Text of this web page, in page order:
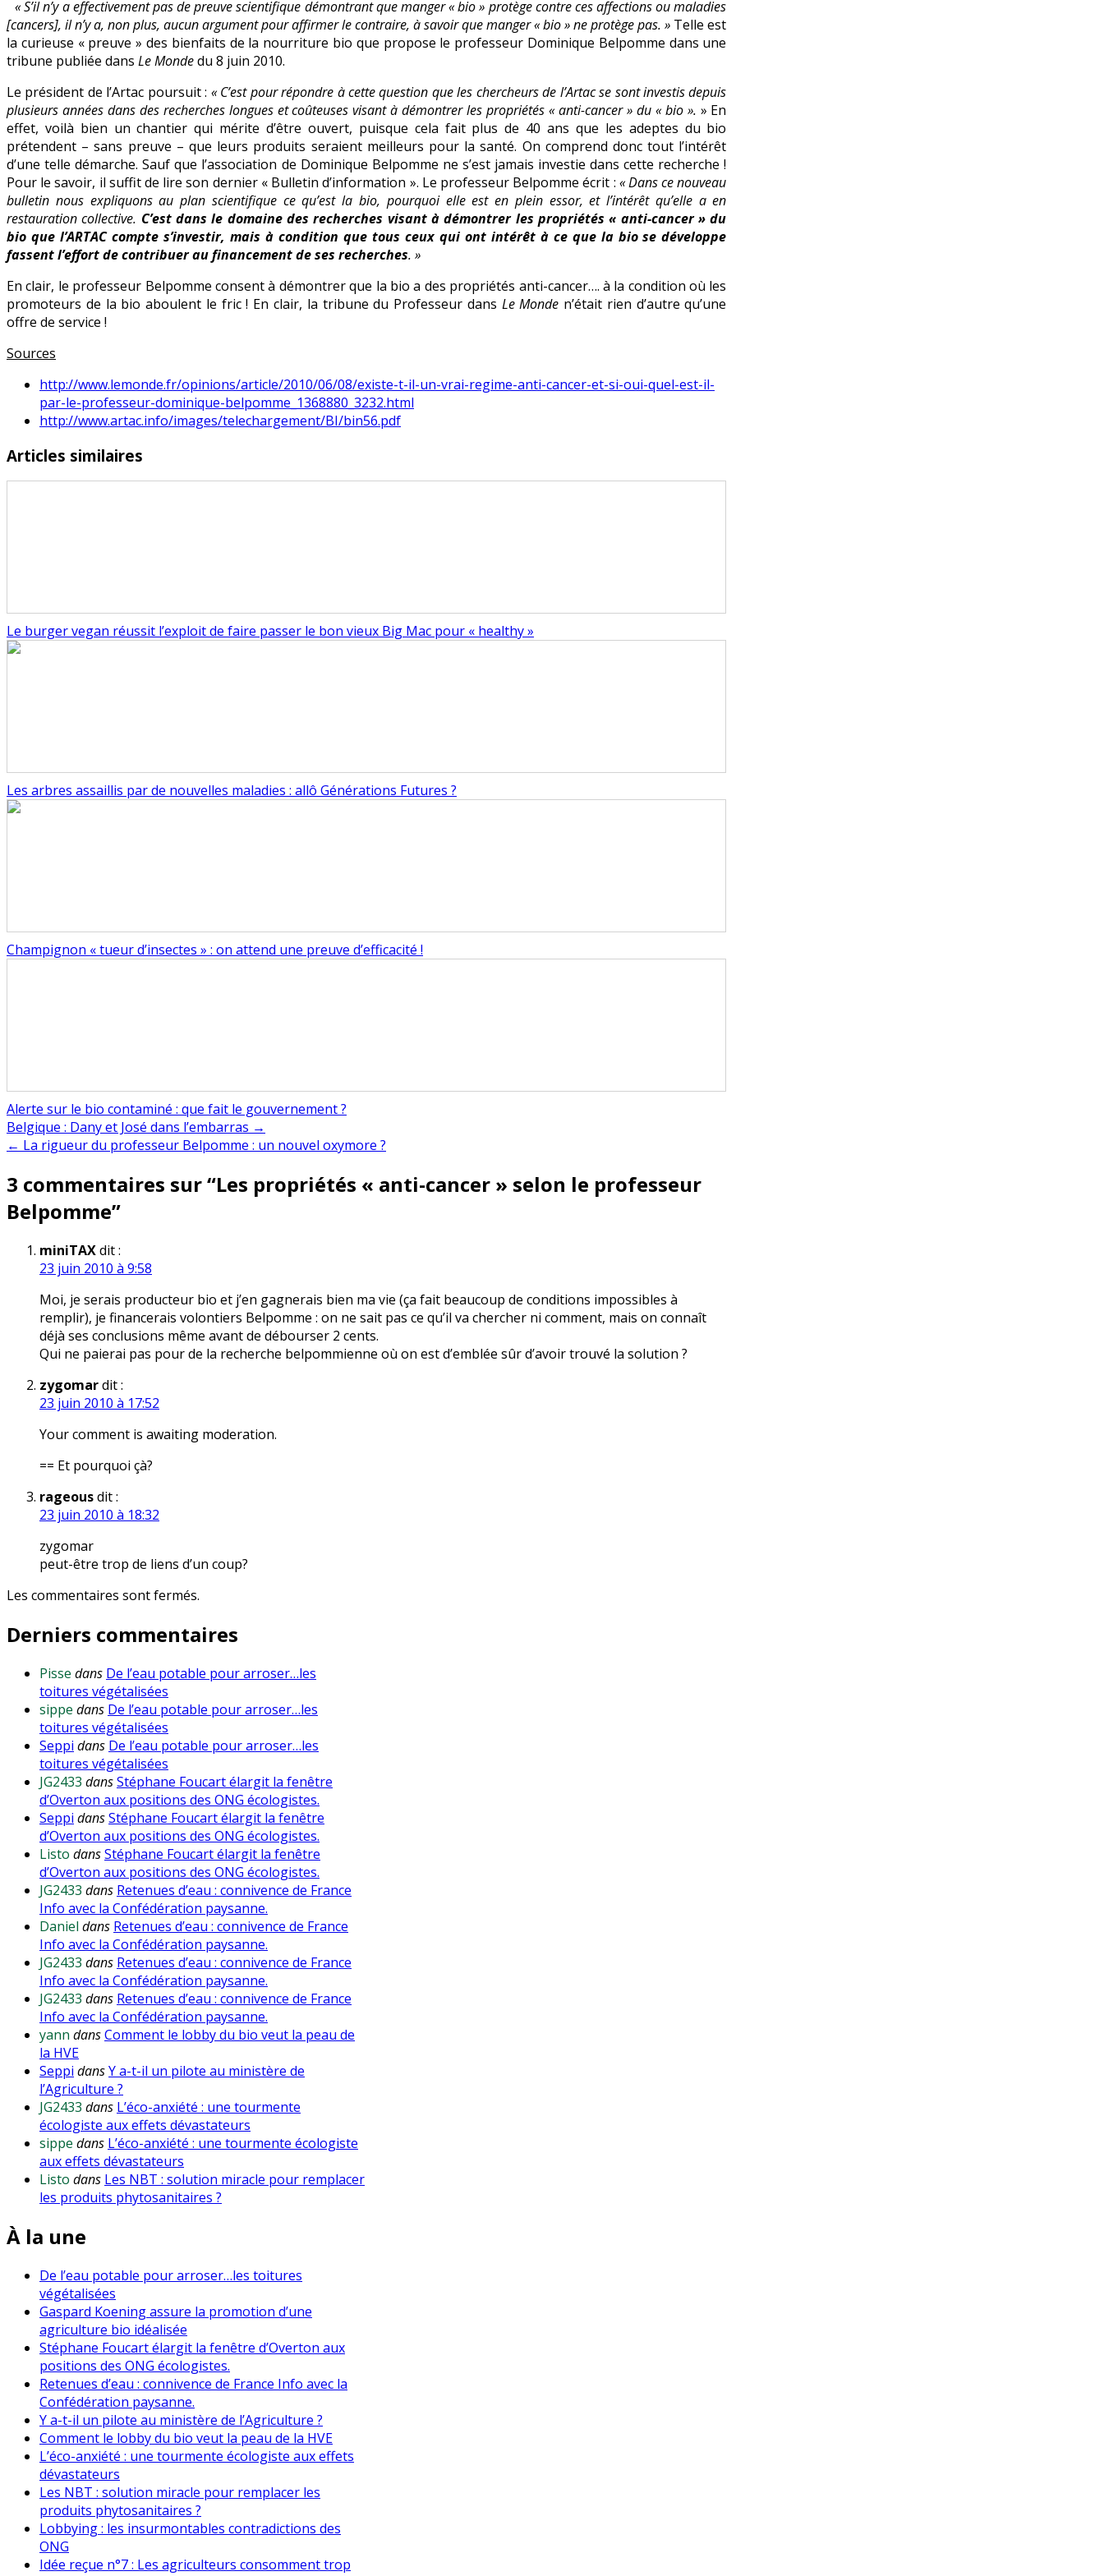
« anti-
cancer »
selon
le
professeur
Belpomme
« S’il n’y a effectivement pas de preuve scientifique démontrant que manger « bio » protège contre ces affections ou maladies
[cancers], il n’y a, non plus, aucun argument pour affirmer le contraire, à savoir que manger « bio » ne protège pas. » Telle est
la curieuse « preuve » des bienfaits de la nourriture bio que propose le professeur Dominique Belpomme dans une
tribune publiée dans Le Mondedu 8 juin 2010.
Le président de l’Artac poursuit : « C’est pour répondre à cette question que les chercheurs de l’Artac se sont investis depuis
plusieurs années dans des recherches longues et coûteuses visant à démontrer les propriétés « anti-cancer » du « bio ». » En
effet, voilà bien un chantier qui mérite d’être ouvert, puisque cela fait plus de 40 ans que les adeptes du bio
prétendent – sans preuve – que leurs produits seraient meilleurs pour la santé. On comprend donc tout l’intérêt
d’une telle démarche. Sauf que l’association de Dominique Belpomme ne s’est jamais investie dans cette recherche !
Pour le savoir, il suffit de lire son dernier « Bulletin d’information ». Le professeur Belpomme écrit : « Dans ce nouveau
bulletin nous expliquons au plan scientifique ce qu’est la bio, pourquoi elle est en plein essor, et l’intérêt qu’elle a en
restauration collective. C’est dans le domaine des recherches visant à démontrer les propriétés « anti-cancer » du
bio que l’ARTAC compte s’investir, mais à condition que tous ceux qui ont intérêt à ce que la bio se développe
fassent l’effort de contribuer au financement de ses recherches. »
En clair, le professeur Belpomme consent à démontrer que la bio a des propriétés anti-cancer…. à la condition où les
promoteurs de la bio aboulent le fric ! En clair, la tribune du Professeur dans Le Monde n’était rien d’autre qu’une
offre de service !
Sources
http://www.lemonde.fr/opinions/article/2010/06/08/existe-t-il-un-vrai-regime-anti-cancer-et-si-oui-quel-est-il-
par-le-professeur-dominique-belpomme_1368880_3232.html
http://www.artac.info/images/telechargement/BI/bin56.pdf
Articles similaires
Le burger vegan réussit l’exploit de faire passer le bon vieux Big Mac pour « healthy »
Les arbres assaillis par de nouvelles maladies : allô Générations Futures ?
Champignon « tueur d’insectes » : on attend une preuve d’efficacité !
Alerte sur le bio contaminé : que fait le gouvernement ?
Navigation
de
l’article
Belgique : Dany et José dans l’embarras →
← La rigueur du professeur Belpomme : un nouvel oxymore ?
3 commentaires sur “Les propriétés « anti-cancer » selon le professeur
Belpomme”
miniTAXdit :
23 juin 2010 à 9:58
Moi, je serais producteur bio et j’en gagnerais bien ma vie (ça fait beaucoup de conditions impossibles à
remplir), je financerais volontiers Belpomme : on ne sait pas ce qu’il va chercher ni comment, mais on connaît
déjà ses conclusions même avant de débourser 2 cents.
Qui ne paierai pas pour de la recherche belpommienne où on est d’emblée sûr d’avoir trouvé la solution ?
zygomardit :
23 juin 2010 à 17:52
Your comment is awaiting moderation.
== Et pourquoi çà?
rageousdit :
23 juin 2010 à 18:32
zygomar
peut-être trop de liens d’un coup?
Les commentaires sont fermés.
Derniers commentaires
Pisse dans De l’eau potable pour arroser…les
toitures végétalisées
sippe dans De l’eau potable pour arroser…les
toitures végétalisées
Seppi dans De l’eau potable pour arroser…les
toitures végétalisées
JG2433 dansStéphane Foucart élargit la fenêtre
d’Overton aux positions des ONG écologistes.
Seppi dansStéphane Foucart élargit la fenêtre
d’Overton aux positions des ONG écologistes.
Listo dansStéphane Foucart élargit la fenêtre
d’Overton aux positions des ONG écologistes.
JG2433 dans Retenues d’eau : connivence de France
Info avec la Confédération paysanne.
Daniel dans Retenues d’eau : connivence de France
Info avec la Confédération paysanne.
JG2433 dans Retenues d’eau : connivence de France
Info avec la Confédération paysanne.
JG2433 dans Retenues d’eau : connivence de France
Info avec la Confédération paysanne.
yann dansComment le lobby du bio veut la peau de
la HVE
Seppi dansY a-t-il un pilote au ministère de
l’Agriculture ?
JG2433 dans L’éco-anxiété : une tourmente
écologiste aux effets dévastateurs
sippe dans L’éco-anxiété : une tourmente écologiste
aux effets dévastateurs
Listo dans Les NBT : solution miracle pour remplacer
les produits phytosanitaires ?
À la une
De l’eau potable pour arroser…les toitures
végétalisées
Gaspard Koening assure la promotion d’une
agriculture bio idéalisée
Stéphane Foucart élargit la fenêtre d’Overton aux
positions des ONG écologistes.
Retenues d’eau : connivence de France Info avec la
Confédération paysanne.
Y a-t-il un pilote au ministère de l’Agriculture ?
Comment le lobby du bio veut la peau de la HVE
L’éco-anxiété : une tourmente écologiste aux effets
dévastateurs
Les NBT : solution miracle pour remplacer les
produits phytosanitaires ?
Lobbying : les insurmontables contradictions des
ONG
Idée reçue n°7 : Les agriculteurs consomment trop